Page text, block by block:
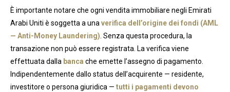
È importante notare che ogni vendita immobiliare negli Emirati
Arabi Uniti è soggetta a unaverifica dell’origine dei fondi (AML
— Anti-Money Laundering). Senza questa procedura, la
transazione non può essere registrata. La verifica viene
effettuata dalla banca che emette l’assegno di pagamento.
Indipendentemente dallo status dell’acquirente — residente,
investitore o persona giuridica — tutti i pagamenti devono